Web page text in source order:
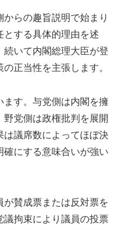
らの趣旨説明で始まり
とする具体的理由を述
いて内閣総理大臣が登
正当性を主張します。
ます。与党側は内閣を擁
党側は政権批判を展開
は議席数によってほぼ決
確にする意味合いが強い
賛成票または反対票を
議拘束により議員の投票